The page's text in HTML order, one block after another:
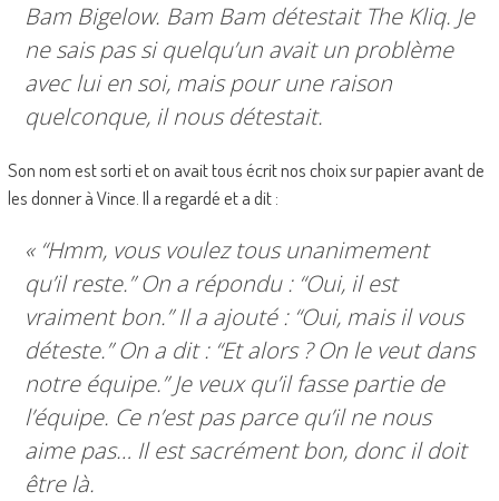
Bam Bigelow. Bam Bam détestait The Kliq. Je
ne sais pas si quelqu’un avait un problème
avec lui en soi, mais pour une raison
quelconque, il nous détestait.
Son nom est sorti et on avait tous écrit nos choix sur papier avant de
les donner à Vince. Il a regardé et a dit :
« “Hmm, vous voulez tous unanimement
qu’il reste.”On a répondu : “Oui, il est
vraiment bon.”Il a ajouté : “Oui, mais il vous
déteste.”On a dit : “Et alors ? On le veut dans
notre équipe.”Je veux qu’il fasse partie de
l’équipe. Ce n’est pas parce qu’il ne nous
aime pas… Il est sacrément bon, donc il doit
être là.